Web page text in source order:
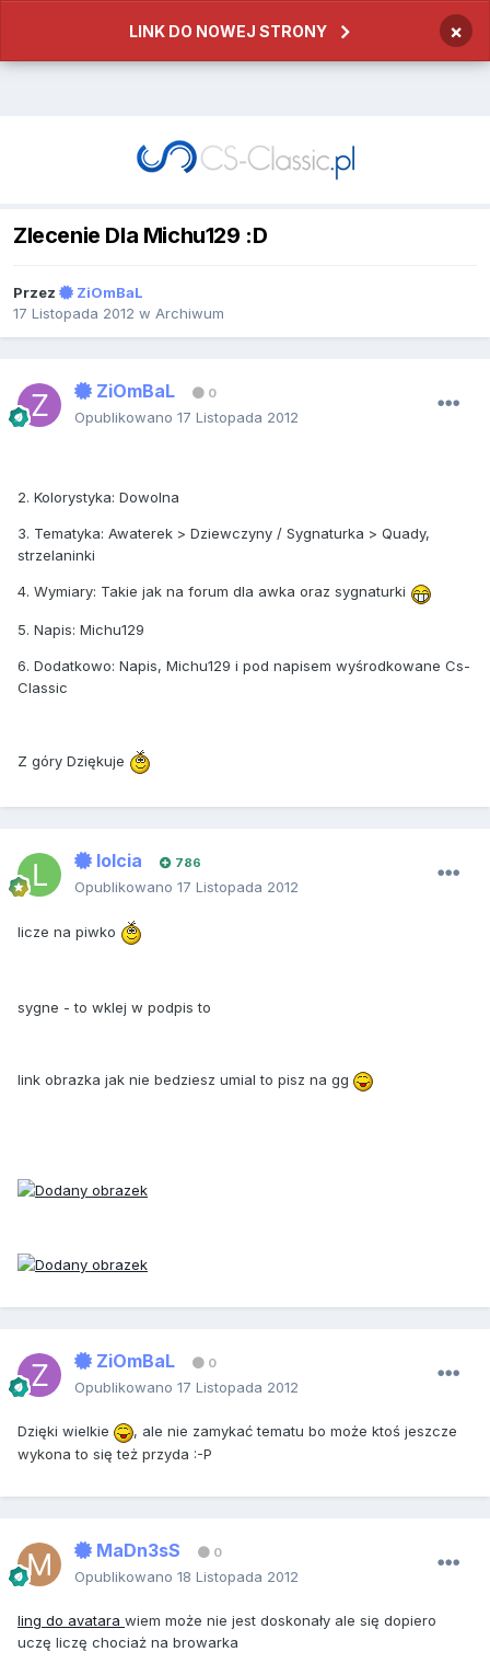
LINK DO NOWEJ STRONY ×
Zlecenie Dla Michu129 :D
Przez
ZiOmBaL
17 Listopada 2012 w Archiwum
ZiOmBaL 0
Opublikowano 17 Listopada 2012
2. Kolorystyka: Dowolna
3. Tematyka: Awaterek > Dziewczyny / Sygnaturka > Quady,
strzelaninki
4. Wymiary: Takie jak na forum dla awka oraz sygnaturki
5. Napis: Michu129
6. Dodatkowo: Napis, Michu129 i pod napisem wyśrodkowane Cs-
Classic
Z góry Dziękuje
lolcia 786
Opublikowano 17 Listopada 2012
licze na piwko
sygne - to wklej w podpis to
link obrazka jak nie bedziesz umial to pisz na gg
ZiOmBaL 0
Opublikowano 17 Listopada 2012
Dzięki wielkie
, ale nie zamykać tematu bo może ktoś jeszcze
wykona to się też przyda :-P
MaDn3sS 0
Opublikowano 18 Listopada 2012
ling do avatara wiem może nie jest doskonały ale się dopiero
uczę liczę chociaż na browarka